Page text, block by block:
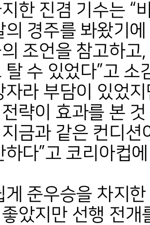
한 진겸 기수는 “
의 경주를 봐왔기
조언을 참고하
탈 수 있었다”고 소
자라 부담이 있었
략이 효과를 본
금과 같은 컨디
하다”고 코리아컵
게 준우승을 차지
았지만 선행 전